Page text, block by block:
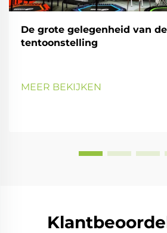
De grote gelegenheid van de
tentoonstelling
MEER BEKIJKEN